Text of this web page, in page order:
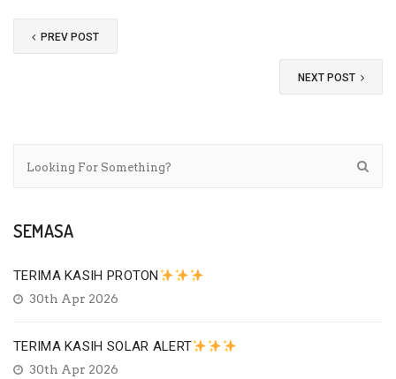
PREV POST
NEXT POST
SEMASA
TERIMA KASIH PROTON
30th Apr 2026
TERIMA KASIH SOLAR ALERT
30th Apr 2026